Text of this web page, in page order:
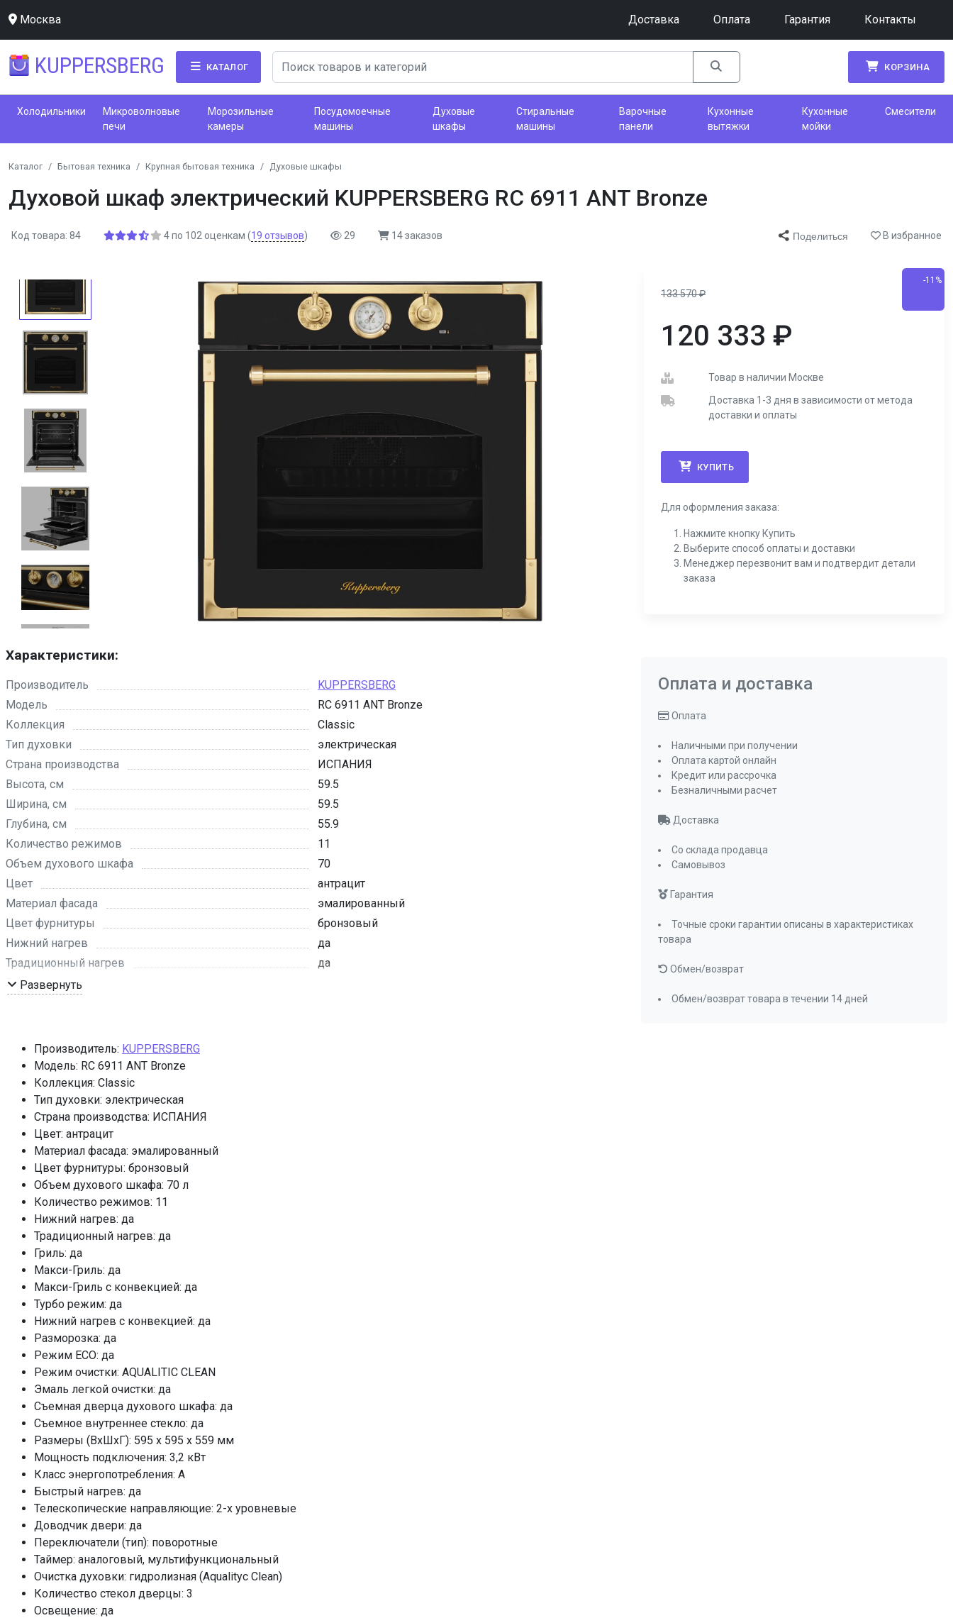
Москва Доставка Оплата Гарантия Контакты
KUPPERSBERG КАТАЛОГ КОРЗИНА
Холодильники
Микроволновые
печи
Морозильные
камеры
Посудомоечные
машины
Духовые
шкафы
Стиральные
машины
Варочные
панели
Кухонные
вытяжки
Кухонные
мойки
Смесители
Каталог Бытовая техника Крупная бытовая техника Духовые шкафы
Духовой шкаф электрический KUPPERSBERG RC 6911 ANT Bronze
Код товара: 84 4по 102 оценкам (19 отзывов) 29 14 заказов Поделиться В избранное
133 570₽
-11%
120 333 ₽
Товар в наличии Москве
Доставка 1-3 дня в зависимости от метода
доставки и оплаты
КУПИТЬ
Для оформления заказа:
Нажмите кнопку Купить
Выберите способ оплаты и доставки
Менеджер перезвонит вам и подтвердит детали
заказа
Характеристики:
Производитель
KUPPERSBERG
Модель
RC 6911 ANT Bronze
Коллекция
Classic
Тип духовки
электрическая
Страна производства
ИСПАНИЯ
Высота, см
59.5
Ширина, см
59.5
Глубина, см
55.9
Количество режимов
11
Объем духового шкафа
70
Цвет
антрацит
Материал фасада
эмалированный
Цвет фурнитуры
бронзовый
Нижний нагрев
да
Традиционный нагрев
да
Гриль
Турбо режим
Нижний нагрев с конвекцией
Разморозка
Режим ECO
Режим очистки
Эмаль легкой очистки
Съемная дверца духового шкафа
Съемное внутреннее стекло
Размер ниши для встраивания (ВхШхГ), мм
Мощность подключения
Размер ниши для встраивания в колонну (ВхШхГ), мм
590х560х580
Класс энергопотребления
Быстрый нагрев
Телескопические направляющие
Доводчик двери
Переключатели (тип)
Таймер
Очистка духовки
Количество стекол дверцы
Освещение
Направляющие для противней
Решетка для гриля
Стандартный противень
Глубокий противень
ПРОМО Скидка
Развернуть
Производитель: KUPPERSBERG
Модель: RC 6911 ANT Bronze
Коллекция: Classic
Тип духовки: электрическая
Страна производства: ИСПАНИЯ
Цвет: антрацит
Материал фасада: эмалированный
Цвет фурнитуры: бронзовый
Объем духового шкафа: 70 л
Количество режимов: 11
Нижний нагрев: да
Традиционный нагрев: да
Гриль: да
Макси-Гриль: да
Макси-Гриль с конвекцией: да
Турбо режим: да
Нижний нагрев с конвекцией: да
Разморозка: да
Режим ECO: да
Режим очистки: AQUALITIC CLEAN
Эмаль легкой очистки: да
Съемная дверца духового шкафа: да
Съемное внутреннее стекло: да
Размеры (ВхШхГ): 595 x 595 x 559 мм
Мощность подключения: 3,2 кВт
Класс энергопотребления: A
Быстрый нагрев: да
Телескопические направляющие: 2-х уровневые
Доводчик двери: да
Переключатели (тип): поворотные
Таймер: аналоговый, мультифункциональный
Очистка духовки: гидролизная (Aqualityc Clean)
Количество стекол дверцы: 3
Освещение: да
Оплата и доставка
Оплата
Наличными при получении
Оплата картой онлайн
Кредит или рассрочка
Безналичными расчет
Доставка
Со склада продавца
Самовывоз
Гарантия
Точные сроки гарантии описаны в характеристиках
товара
Обмен/возврат
Обмен/возврат товара в течении 14 дней